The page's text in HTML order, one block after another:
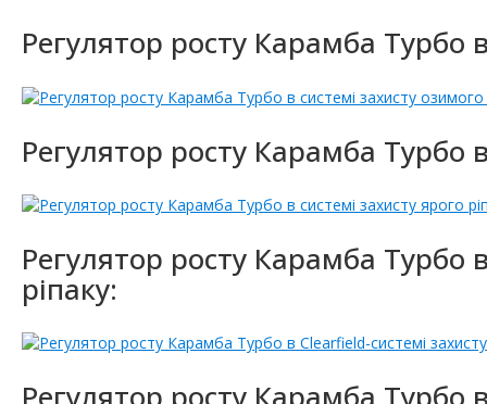
Регулятор росту Карамба Турбо
Регулятор росту Карамба Турбо
Регулятор росту Карамба Турбо
ріпаку: